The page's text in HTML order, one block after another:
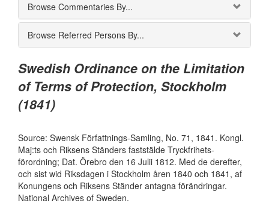
Browse Commentaries By...
Browse Referred Persons By...
Swedish Ordinance on the Limitation
of Terms of Protection, Stockholm
(1841)
Source: Swensk Författnings-Samling, No. 71, 1841. Kongl.
Maj:ts och Riksens Ständers faststälde Tryckfrihets-
förordning; Dat. Örebro den 16 Julii 1812. Med de derefter,
och sist wid Riksdagen i Stockholm åren 1840 och 1841, af
Konungens och Riksens Ständer antagna förändringar.
National Archives of Sweden.